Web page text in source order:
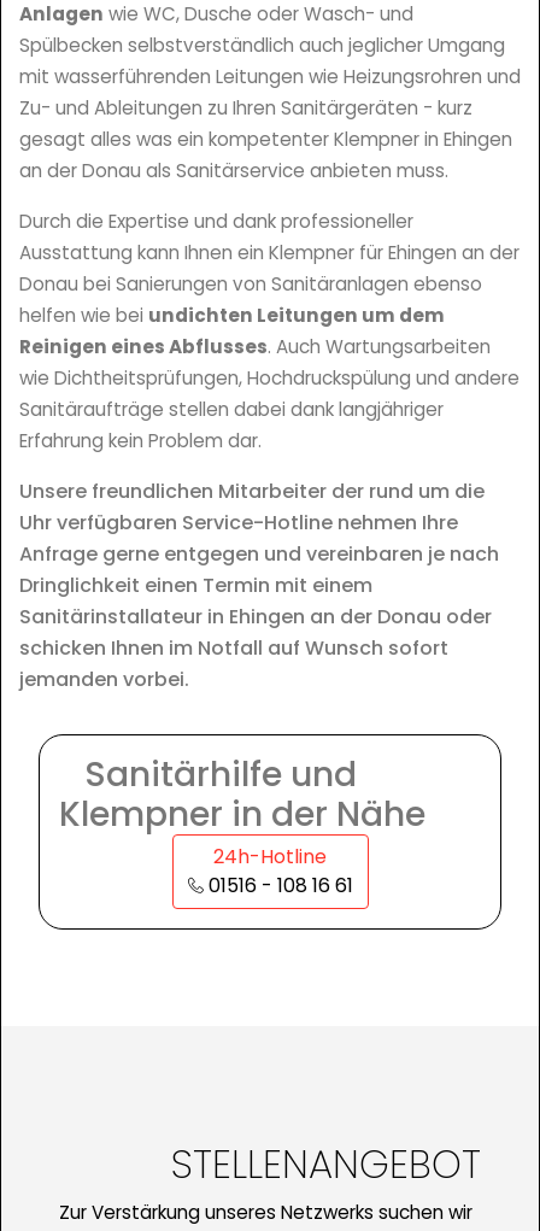
Anlagen wie WC, Dusche oder Wasch- und
Spülbecken selbstverständlich auch jeglicher Umgang
mit wasserführenden Leitungen wie Heizungsrohren und
Zu- und Ableitungen zu Ihren Sanitärgeräten - kurz
gesagt alles was ein kompetenter Klempner in Ehingen
an der Donau als Sanitärservice anbieten muss.
Durch die Expertise und dank professioneller
Ausstattung kann Ihnen ein Klempner für Ehingen an der
Donau bei Sanierungen von Sanitäranlagen ebenso
helfen wie bei undichten Leitungen um dem
Reinigen eines Abflusses. Auch Wartungsarbeiten
wie Dichtheitsprüfungen, Hochdruckspülung und andere
Sanitäraufträge stellen dabei dank langjähriger
Erfahrung kein Problem dar.
Unsere freundlichen Mitarbeiter der rund um die
Uhr verfügbaren Service-Hotline nehmen Ihre
Anfrage gerne entgegen und vereinbaren je nach
Dringlichkeit einen Termin mit einem
Sanitärinstallateur in Ehingen an der Donau oder
schicken Ihnen im Notfall auf Wunsch sofort
jemanden vorbei.
Sanitärhilfe und
Klempner in der Nähe
24h-Hotline
01516 - 108 16 61
STELLENANGEBOT
Zur Verstärkung unseres Netzwerks suchen wir